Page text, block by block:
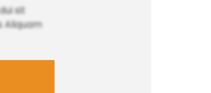
sit
Aliquam